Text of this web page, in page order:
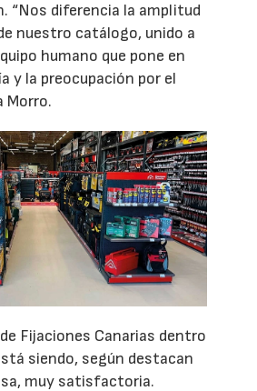
“Nos diferencia la amplitud
nuestro catálogo, unido a
humano que pone en
y la preocupación por el
Morro.
Fijaciones Canarias dentro
siendo, según destacan
muy satisfactoria.